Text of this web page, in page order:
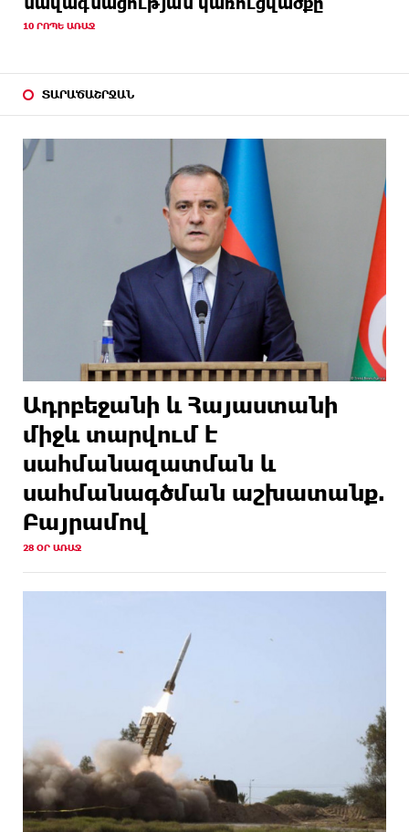
10 ՐՈՊԵ ԱՌԱՋ
ՏԱՐԱԾԱՇՐՋԱՆ
Ադրբեջանի և Հայաստանի
միջև տարվում է
սահմանազատման և
սահմանագծման աշխատանք.
Բայրամով
28 ՕՐ ԱՌԱՋ